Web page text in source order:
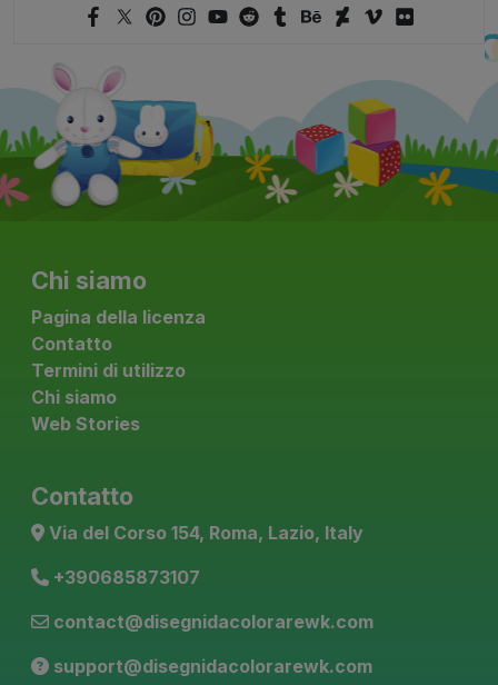
Chi siamo
Pagina della licenza
Contatto
Termini di utilizzo
Chi siamo
Web Stories
Contatto
Via del Corso 154, Roma, Lazio, Italy
+390685873107
contact@disegnidacolorarewk.com
support@disegnidacolorarewk.com